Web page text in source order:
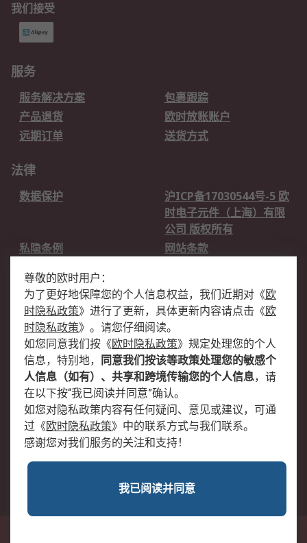
我们接受
服务
服务解决方案
包裹跟踪
产品退货
欧时放账账户
远期订单
送货方式
法律
数据保护
沪ICP备17030544号-5 欧
时电子元件（上海）有限
公司 版权所有
私隐条例
网站条款
关于欧时
欧时销售条款
账户和付款
企业集团
全球办事处
关于我们
新闻中心
加入我们
沪公网安备 31011502009054号
尊敬的欧时用户：
为了更好地保障您的个人信息权益，我们近期对 《欧
时隐私政策》 进行了更新，具体更新内容请点击 《欧
时隐私政策》 。请您仔细阅读。
如您同意我们按 《欧时隐私政策》 规定处理您的个人
信息，特别地，
同意我们按该等政策处理您的敏感个
人信息（如有）、共享和跨境传输您的个人信息，请
在以下按“我已阅读并同意”确认。
如您对隐私政策内容有任何疑问、意见或建议，可通
过 《欧时隐私政策》 中的联系方式与我们联系。
感谢您对我们服务的关注和支持！
我已阅读并同意